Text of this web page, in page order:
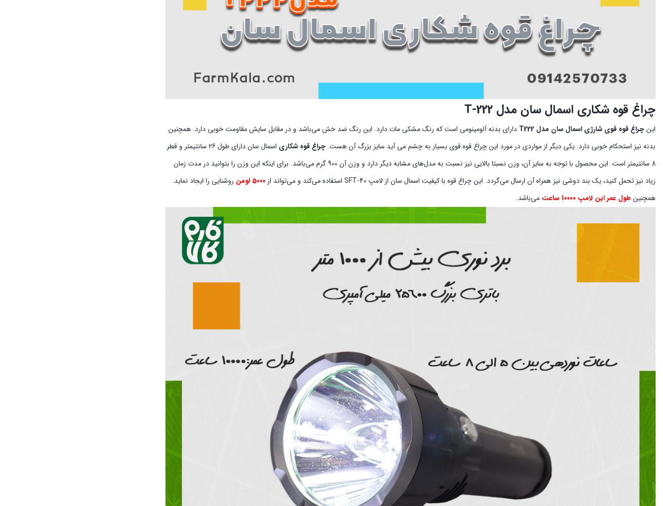
چراغ قوه شکاری اسمال سان مدل T-222
اینچراغ قوه قوی شارژی اسمال سان مدل T222
دارای بدنه آلومینومی است که رنگ مشکی مات دارد. این رنگ ضد خش می‌باشد و در مقابل سایش مقاومت خوبی دارد. همچنین
بدنه نیز استحکام خوبی دارد. یکی دیگر از مواردی در مورد این چراغ قوه قوی بسیار به چشم می آید سایز بزرگ آن هست. چراغ قوه شکاری
اسمال سان دارای طول 26 سانتیمتر و قطر
8 سانتیمتر است. این محصول با توجه به سایز آن، وزن نسبتا بالایی نیز نسبت به مدل‌های مشابه دیگر دارد و وزن آن 900 گرم می‌باشد. برای اینکه این وزن را بتوانید در مدت زمان
زیاد نیز تحمل کنید، یک بند دوشی نیز همراه آن ارسال می‌گردد. این چراغ قوه با کیفیت اسمال سان از لامپ SFT-40 استفاده می‌کند و می‌تواند از
5000 لومن
روشنایی را ایجاد نماید.
همچنینطول عمر این لامپ 10000 ساعت می‌باشد.